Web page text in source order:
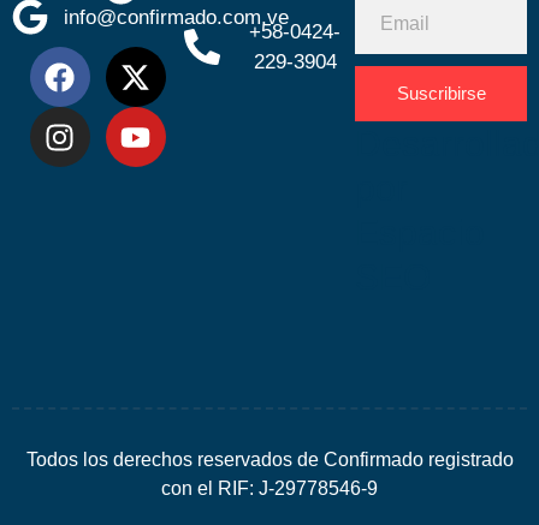
info@confirmado.com.ve
+58-0424-
229-3904
Suscribirse
Todos los derechos reservados de Confirmado registrado
con el RIF: J-29778546-9